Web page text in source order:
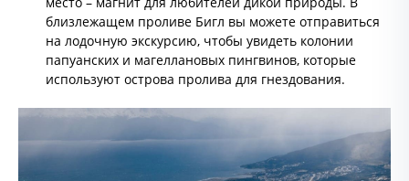
близлежащем проливе Бигл вы можете отправиться
на лодочную экскурсию, чтобы увидеть колонии
папуанских и магеллановых пингвинов, которые
используют острова пролива для гнездования.